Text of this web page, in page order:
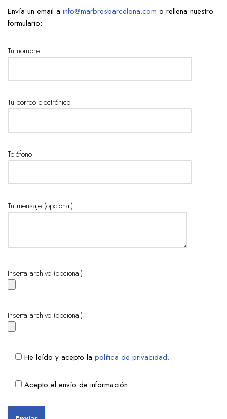
Envía un email a info@marbresbarcelona.com o rellena nuestro
formulario:
Tu nombre
Tu correo electrónico
Teléfono
Tu mensaje (opcional)
Inserta archivo (opcional)
Inserta archivo (opcional)
He leído y acepto la política de privacidad.
Acepto el envío de información.